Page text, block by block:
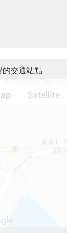
的交通站點